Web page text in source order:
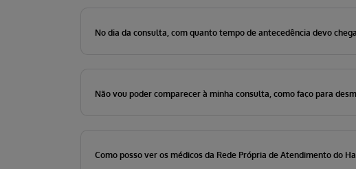
No dia da consulta, com quanto tempo de antecedência devo
Não vou poder comparecer à minha consulta, como faço para
Como posso ver os médicos da Rede Própria de Atendimento do